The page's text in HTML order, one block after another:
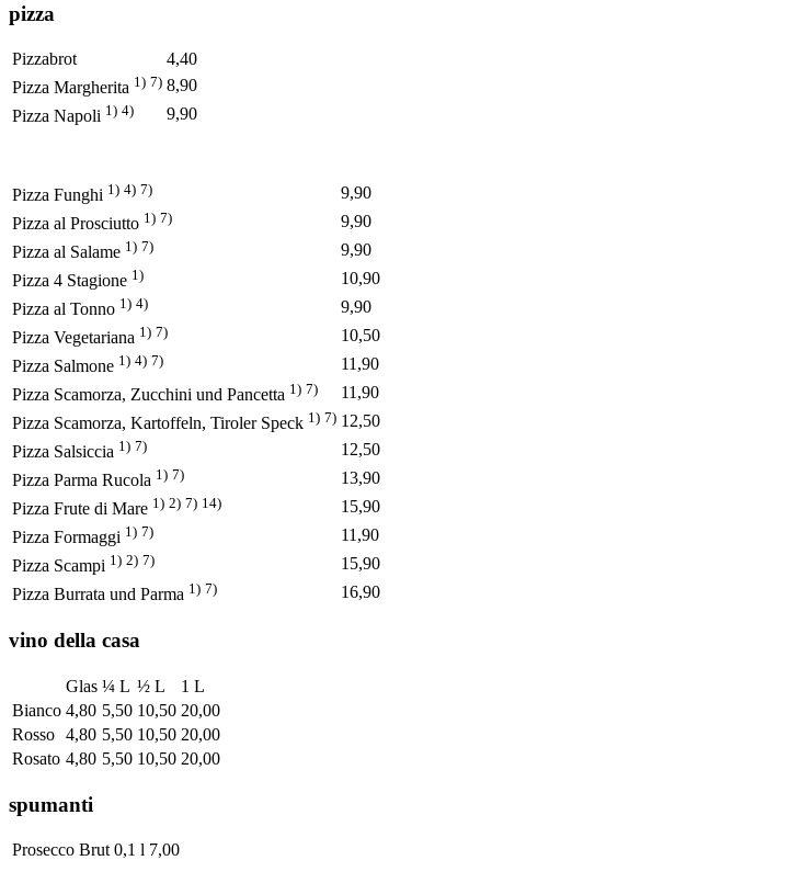
pizza
Pizzabrot
4,40
Pizza Margherita 1) 7) 8,90
Pizza Napoli 1) 4) 9,90
Pizza Funghi 1) 4) 7)
9,90
Pizza al Prosciutto 1) 7)
9,90
Pizza al Salame 1) 7)
9,90
Pizza 4 Stagione 1)
10,90
Pizza al Tonno 1) 4)
9,90
Pizza Vegetariana 1) 7)
10,50
Pizza Salmone 1) 4) 7)
11,90
Pizza Scamorza, Zucchini und Pancetta 1) 7)
11,90
Pizza Scamorza, Kartoffeln, Tiroler Speck 1) 7) 12,50
Pizza Salsiccia 1) 7)
12,50
Pizza Parma Rucola 1) 7)
13,90
Pizza Frute di Mare 1) 2) 7) 14)
15,90
Pizza Formaggi 1) 7)
11,90
Pizza Scampi 1) 2) 7)
15,90
Pizza Burrata und Parma 1) 7) 16,90
vino della casa
Glas ¼ L ½ L
1 L
Bianco 4,80 5,50 10,50 20,00
Rosso 4,80 5,50 10,50 20,00
Rosato 4,80 5,50 10,50 20,00
spumanti
Prosecco Brut 0,1 l 7,00